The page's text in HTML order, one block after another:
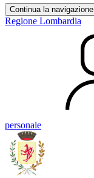
Continua la navigazione
Regione Lombardia
personale